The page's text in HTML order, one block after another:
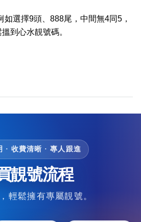
如選擇9頭、888尾，中間無4同5，
到心水靚號碼。
· 收費清晰 · 專人跟進
靚號流程
輕鬆擁有專屬靚號。